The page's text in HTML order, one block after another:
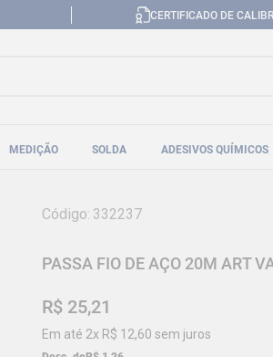
CERTIFICADO DE
MEDIÇÃO SOLDA ADESIVOS QUÍMICOS
Código: 332237
PASSA FIO DE AÇO 20M ART
R$ 25,21
Em até 2x R$ 12,60 sem juros